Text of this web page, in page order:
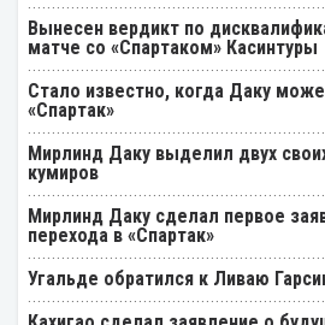
Вынесен вердикт по
матче со «Спартаком» Касинтуры
Стало известно, когда Даку
«Спартак»
Мирлинд Даку выделил двух
кумиров
Мирлинд Даку сделал первое
перехода в «Спартак»
Угальде обратился к Ливаю